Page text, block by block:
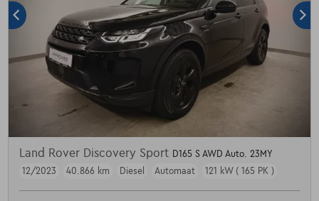
Land Rover Discovery Sport D165 S AWD Auto. 23MY
12/2023
40.866 km Diesel Automaat 121 kW ( 165 PK )